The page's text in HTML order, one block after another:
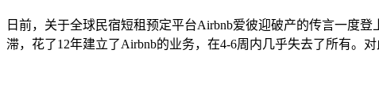
日前，关于全球民宿短租预定平台Airbnb爱彼迎破产的传言一度
滞，花了12年建立了Airbnb的业务，在4-6周内几乎失去了所有。